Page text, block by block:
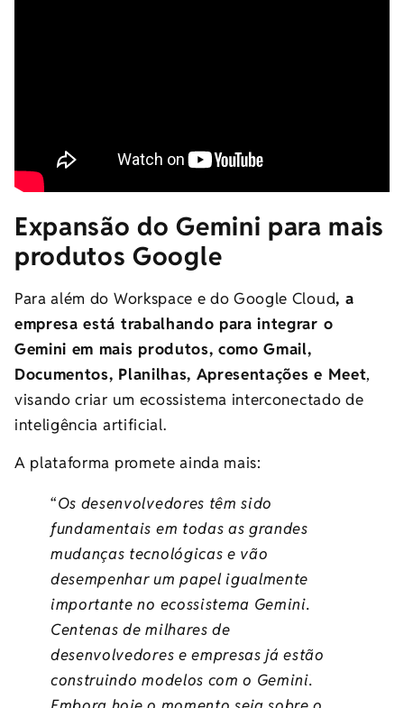
Expansão do Gemini para mais
produtos Google
Para além do Workspace e do Google Cloud, a
empresa está trabalhando para integrar o
Gemini em mais produtos, como Gmail,
Documentos, Planilhas, Apresentações e Meet,
visando criar um ecossistema interconectado de
inteligência artificial.
A plataforma promete ainda mais:
“Os desenvolvedores têm sido
fundamentais em todas as grandes
mudanças tecnológicas e vão
desempenhar um papel igualmente
importante no ecossistema Gemini.
Centenas de milhares de
desenvolvedores e empresas já estão
construindo modelos com o Gemini.